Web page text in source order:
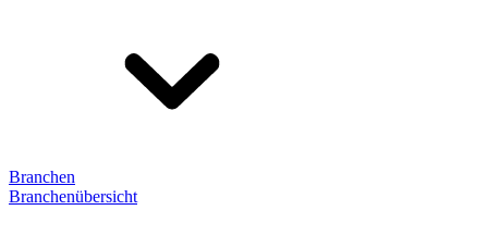
Branchen
Branchenübersicht